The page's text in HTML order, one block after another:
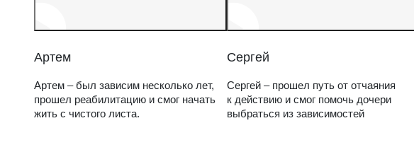
Артем
Артем – был зависим несколько лет,
прошел реабилитацию и смог начать
жить с чистого листа.
Сергей
Сергей – прошел путь от отчаяния
к действию и смог помочь дочери
выбраться из зависимостей